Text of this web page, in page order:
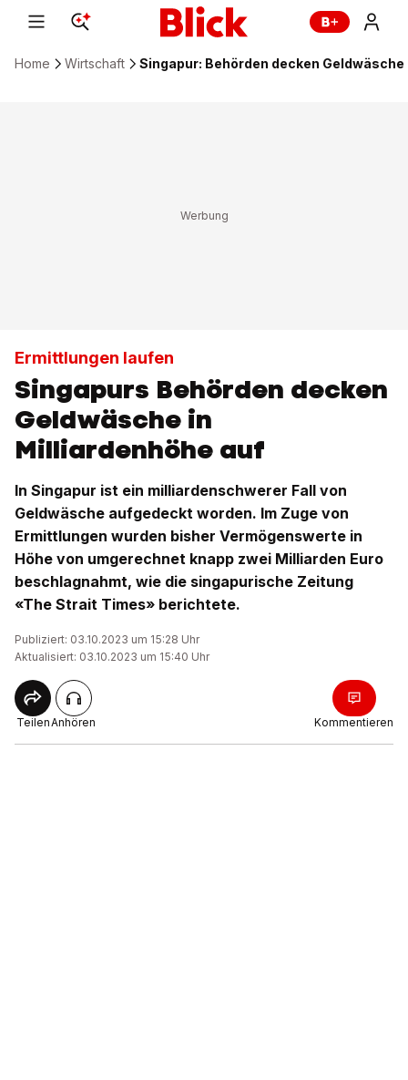
Home Wirtschaft Singapur: Behörden decken
Ermittlungen laufen
Singapurs Behörden decken
Geldwäsche in
Milliardenhöhe auf
In Singapur ist ein milliardenschwerer Fall von
Geldwäsche aufgedeckt worden. Im Zuge von
Ermittlungen wurden bisher Vermögenswerte in
Höhe von umgerechnet knapp zwei Milliarden Euro
beschlagnahmt, wie die singapurische Zeitung
«The Strait Times» berichtete.
Publiziert: 03.10.2023 um 15:28 Uhr
Aktualisiert: 03.10.2023 um 15:40 Uhr
TeilenAnhören Kommentieren